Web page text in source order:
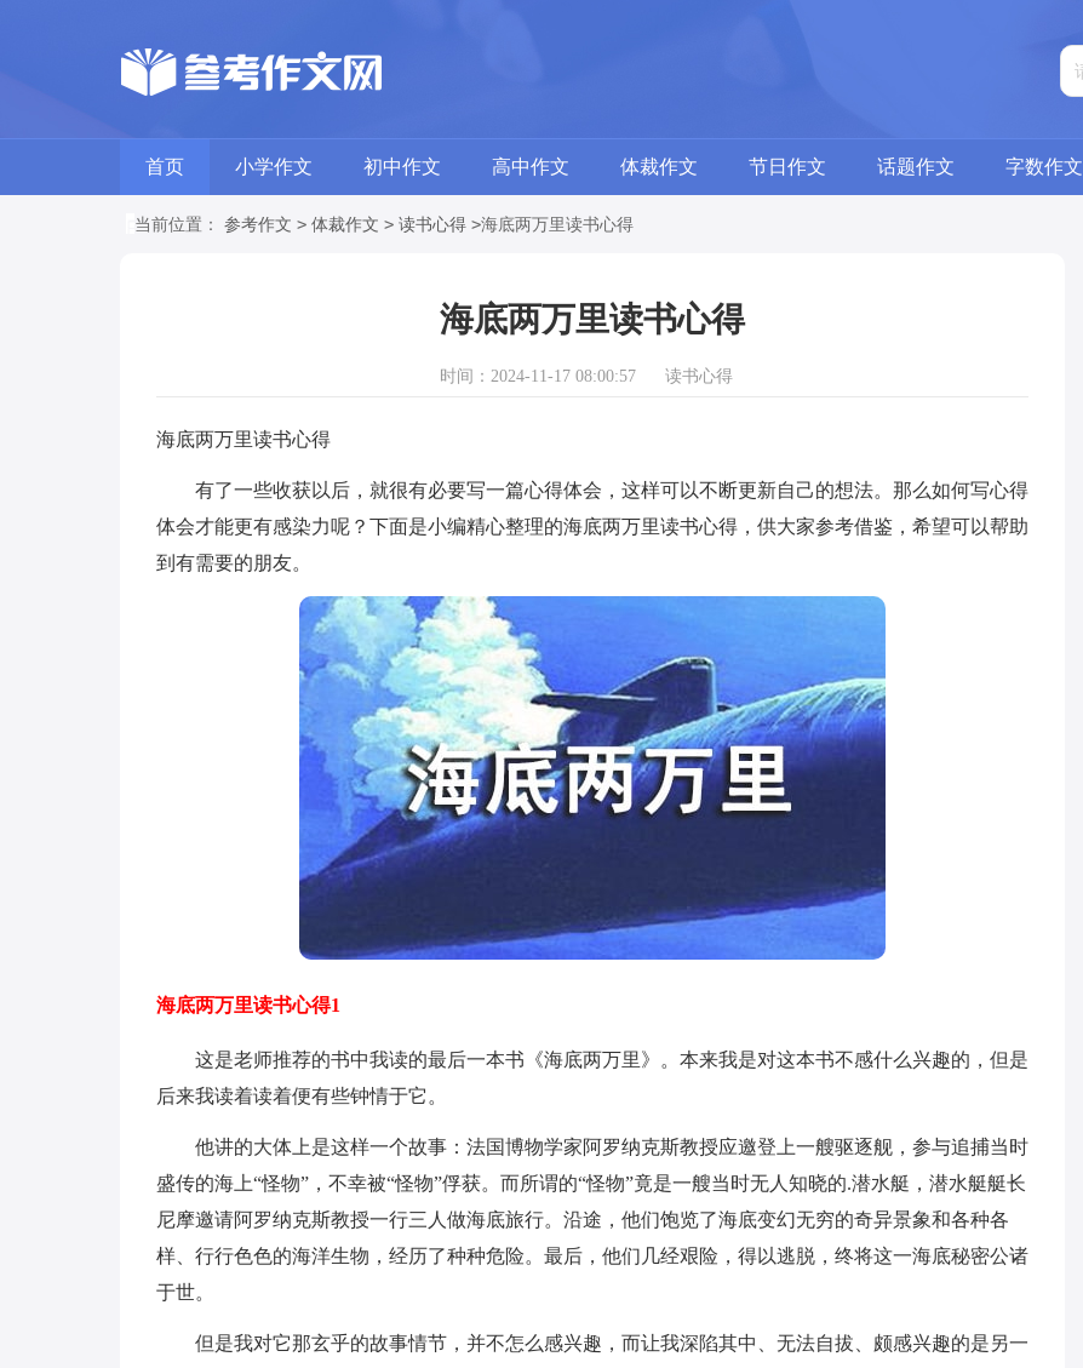
首页 小学作文 初中作文 高中作文 体裁作文 节日作文 话题作文 字数作文
当前位置： 参考作文 > 体裁作文 > 读书心得 >海底两万里读书心得
海底两万里读书心得
时间：2024-11-17 08:00:57 读书心得
海底两万里读书心得
有了一些收获以后，就很有必要写一篇心得体会，这样可以不断更新自己的想法。那么如何写心得
体会才能更有感染力呢？下面是小编精心整理的海底两万里读书心得，供大家参考借鉴，希望可以帮助
到有需要的朋友。
海底两万里读书心得1
这是老师推荐的书中我读的最后一本书《海底两万里》。本来我是对这本书不感什么兴趣的，但是
后来我读着读着便有些钟情于它。
他讲的大体上是这样一个故事：法国博物学家阿罗纳克斯教授应邀登上一艘驱逐舰，参与追捕当时
盛传的海上“怪物”，不幸被“怪物”俘获。而所谓的“怪物”竟是一艘当时无人知晓的.潜水艇，潜水艇艇长
尼摩邀请阿罗纳克斯教授一行三人做海底旅行。沿途，他们饱览了海底变幻无穷的奇异景象和各种各
样、行行色色的海洋生物，经历了种种危险。最后，他们几经艰险，得以逃脱，终将这一海底秘密公诸
于世。
但是我对它那玄乎的故事情节，并不怎么感兴趣，而让我深陷其中、无法自拔、颇感兴趣的是另一